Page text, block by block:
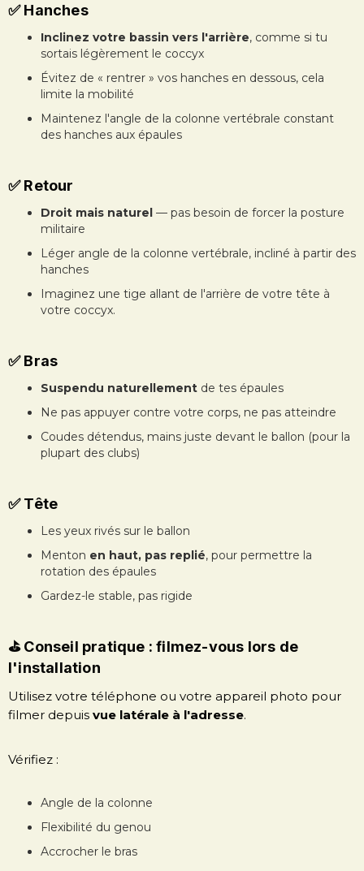
✅ Hanches
Inclinez votre bassin vers l'arrière, comme si tu
sortais légèrement le coccyx
Évitez de « rentrer » vos hanches en dessous, cela
limite la mobilité
Maintenez l'angle de la colonne vertébrale constant
des hanches aux épaules
✅ Retour
Droit mais naturel — pas besoin de forcer la posture
militaire
Léger angle de la colonne vertébrale, incliné à partir des
hanches
Imaginez une tige allant de l'arrière de votre tête à
votre coccyx.
✅ Bras
Suspendu naturellement de tes épaules
Ne pas appuyer contre votre corps, ne pas atteindre
Coudes détendus, mains juste devant le ballon (pour la
plupart des clubs)
✅ Tête
Les yeux rivés sur le ballon
Menton en haut, pas replié, pour permettre la
rotation des épaules
Gardez-le stable, pas rigide
⛳️ Conseil pratique : filmez-vous lors de
l'installation
Utilisez votre téléphone ou votre appareil photo pour
filmer depuis vue latérale à l'adresse.
Vérifiez :
Angle de la colonne
Flexibilité du genou
Accrocher le bras